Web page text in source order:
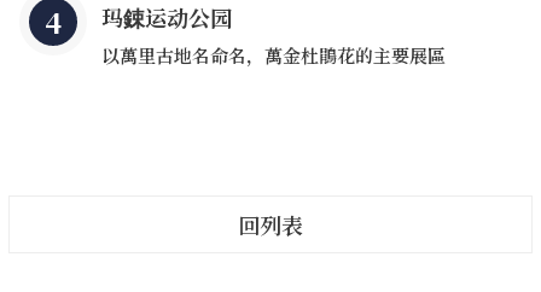
大屯山余脉一路深入东海，犹如一只乌龟俯卧在海中的野柳
岬，分隔了南边的翡翠湾与北侧的金山湾，即使在曲折多变
是野柳最具识别度的地标，春风徐徐的３月，正是造访野柳
玛鋉运动公园
以萬里古地名命名，萬金杜鵑花的主要展區
回列表